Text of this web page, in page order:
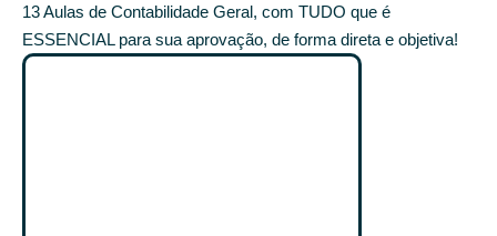
13 Aulas de Contabilidade Geral, com TUDO que é
ESSENCIAL para sua aprovação, de forma direta e objetiva!